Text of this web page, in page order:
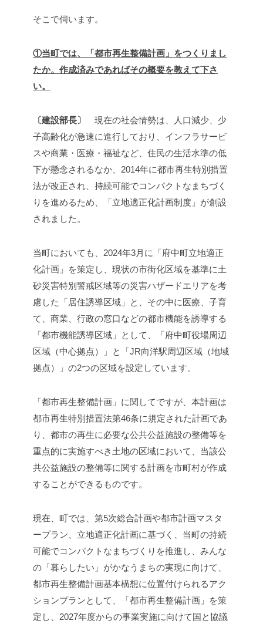
そこで伺います。
①当町では、「都市再生整備計画」をつくりまし
たか。作成済みであればその概要を教えて下さ
い。
〔建設部長〕
現在の社会情勢は、人口減少、少
子高齢化が急速に進行しており、インフラサービ
スや商業・医療・福祉など、住民の生活水準の低
下が懸念されるなか、2014年に都市再生特別措置
法が改正され、持続可能でコンパクトなまちづく
りを進めるため、「立地適正化計画制度」が創設
されました。
当町においても、2024年3月に「府中町立地適正
化計画」を策定し、現状の市街化区域を基準に土
砂災害特別警戒区域等の災害ハザードエリアを考
慮した「居住誘導区域」と、その中に医療、子育
て、商業、行政の窓口などの都市機能を誘導する
「都市機能誘導区域」として、「府中町役場周辺
区域（中心拠点）」と「JR向洋駅周辺区域（地域
拠点）」の2つの区域を設定しています。
「都市再生整備計画」に関してですが、本計画は
都市再生特別措置法第46条に規定された計画であ
り、都市の再生に必要な公共公益施設の整備等を
重点的に実施すべき土地の区域において、当該公
共公益施設の整備等に関する計画を市町村が作成
することができるものです。
現在、町では、第5次総合計画や都市計画マスタ
ープラン、立地適正化計画に基づく、当町の持続
可能でコンパクトなまちづくりを推進し、みんな
の「暮らしたい」がかなうまちの実現に向けて、
都市再生整備計画基本構想に位置付けられるアク
ションプランとして、「都市再生整備計画」を策
定し、2027年度からの事業実施に向けて国と協議